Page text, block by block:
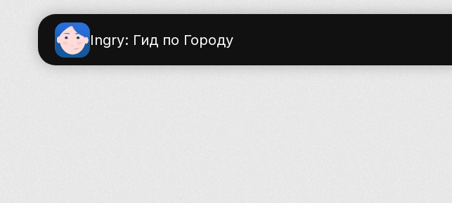
Ingry: Гид по Городу